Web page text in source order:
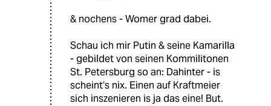
& nochens - Womer grad dabei.
Schau ich mir Putin & seine Kamarilla
- gebildet von seinen Kommilitonen
St. Petersburg so an: Dahinter - is
scheint‘s nix. Einen auf Kraftmeier
sich inszenieren is ja das eine! But.